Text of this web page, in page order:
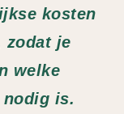
kosten
zodat je
welke
is.